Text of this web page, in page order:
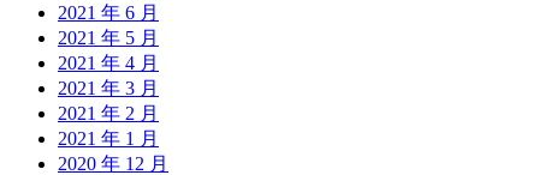
2021 年 6 月
2021 年 5 月
2021 年 4 月
2021 年 3 月
2021 年 2 月
2021 年 1 月
2020 年 12 月